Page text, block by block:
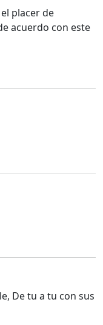
placer de
acuerdo con este
De tu a tu con sus